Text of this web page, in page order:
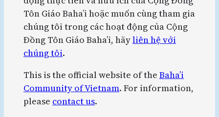
Tôn Giáo Baha’i hoặc muốn cùng tham gia
chúng tôi trong các hoạt động của Cộng
Đồng Tôn Giáo Baha’i, hãyliên hệ với
chúng tôi.
This is the official website of the Baha’i
Community of Vietnam. For information,
please contact us.